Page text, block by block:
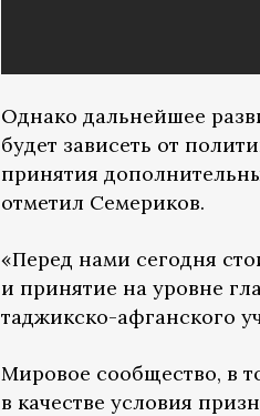
Однако дальнейшее
будет зависеть от
принятия
отметил Семериков.
«Перед нами сегодня
и принятие на уровне
таджикско-афганского
Мировое сообщество, в
в качестве условия